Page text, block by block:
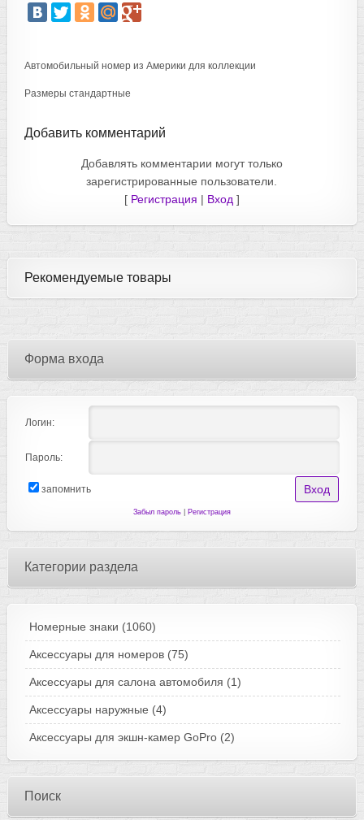
Автомобильный номер из Америки для коллекции
Размеры стандартные
Добавить комментарий
Добавлять комментарии могут только
зарегистрированные пользователи.
[ Регистрация | Вход ]
Рекомендуемые товары
Форма входа
Логин:
Пароль:
запомнить
Забыл пароль| Регистрация
Категории раздела
Номерные знаки (1060)
Аксессуары для номеров (75)
Аксессуары для салона автомобиля (1)
Аксессуары наружные (4)
Аксессуары для экшн-камер GoPro (2)
Поиск